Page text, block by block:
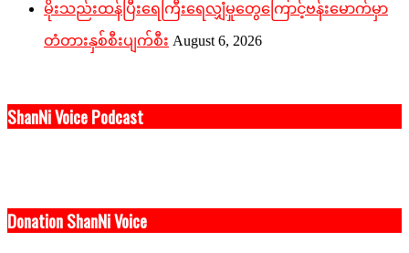
မိုးသည်းထန်ပြီးရေကြီးရေလျှံမှုတွေကြောင့်ဗန်းမောက်မှာ
တံတားနှစ်စီးပျက်စီး August 6, 2026
ShanNi Voice Podcast
Donation ShanNi Voice